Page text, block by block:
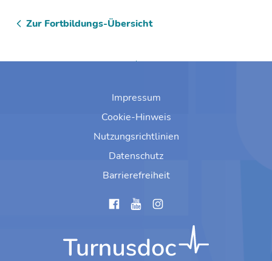
Zur Fortbildungs-Übersicht
Impressum
Cookie-Hinweis
Nutzungsrichtlinien
Datenschutz
Barrierefreiheit
instagram